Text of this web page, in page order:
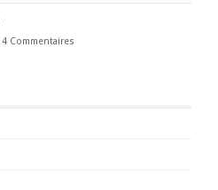
4 Commentaires